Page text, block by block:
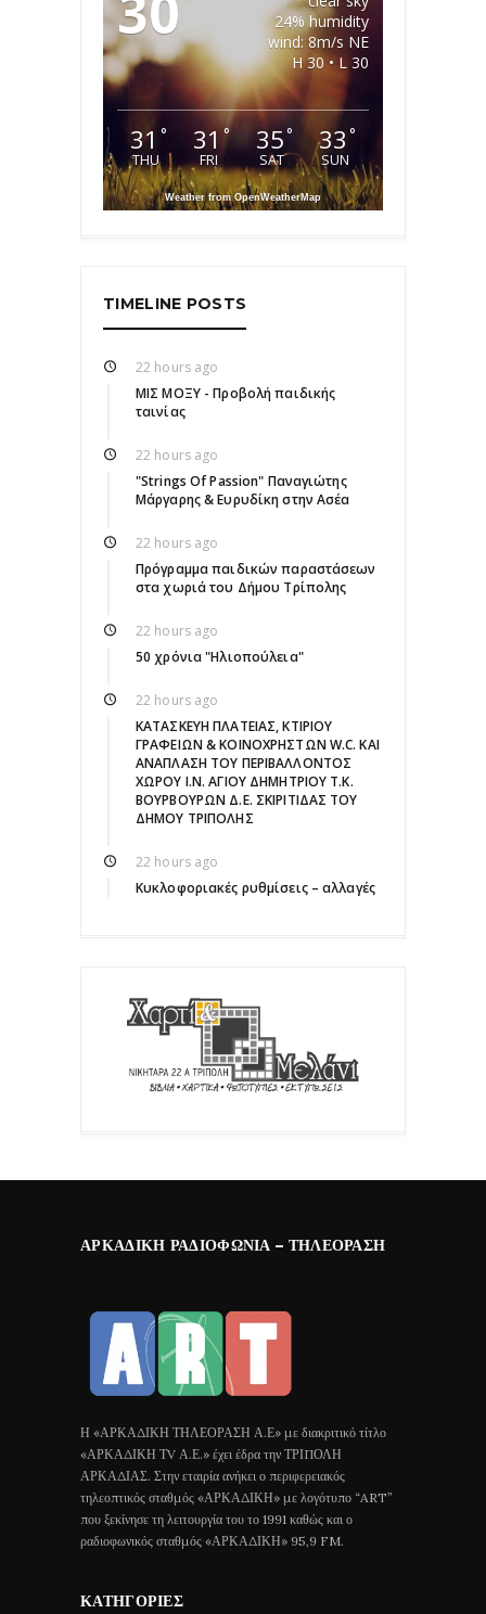
24% humidity
wind: 8m/s NE
H 30 • L 30
31 °
THU
31°
FRI
35°
SAT
33 °
SUN
Weather from OpenWeatherMap
TIMELINE POSTS
22 hours ago
ΜΙΣ ΜΟΞΥ - Προβολή παιδικής
ταινίας
22 hours ago
"Strings Of Passion" Παναγιώτης
Μάργαρης & Ευρυδίκη στην Ασέα
22 hours ago
Πρόγραμμα παιδικών παραστάσεων
στα χωριά του Δήμου Τρίπολης
22 hours ago
50 χρόνια "Ηλιοπούλεια"
22 hours ago
ΚΑΤΑΣΚΕΥΗ ΠΛΑΤΕΙΑΣ, ΚΤΙΡΙΟΥ
ΓΡΑΦΕΙΩΝ & ΚΟΙΝΟΧΡΗΣΤΩΝ W.C. ΚΑΙ
ΑΝΑΠΛΑΣΗ ΤΟΥ ΠΕΡΙΒΑΛΛΟΝΤΟΣ
ΧΩΡΟΥ Ι.Ν. ΑΓΙΟΥ ΔΗΜΗΤΡΙΟΥ Τ.Κ.
ΒΟΥΡΒΟΥΡΩΝ Δ.Ε. ΣΚΙΡΙΤΙΔΑΣ ΤΟΥ
ΔΗΜΟΥ ΤΡΙΠΟΛΗΣ
22 hours ago
Κυκλοφοριακές ρυθμίσεις – αλλαγές
ΑΡΚΑΔΙΚΉ ΡΑΔΙΟΦΩΝΊΑ – ΤΗΛΕΌΡΑΣΗ
Η «ΑΡΚΑΔΙΚΗ ΤΗΛΕΟΡΑΣΗ Α.Ε» με διακριτικό τίτλο
«ΑΡΚΑΔΙΚΗ ΤV Α.Ε.» έχει έδρα την ΤΡΙΠΟΛΗ
ΑΡΚΑΔΙΑΣ. Στην εταιρία ανήκει ο περιφερειακός
τηλεοπτικός σταθμός «ΑΡΚΑΔΙΚΗ» με λογότυπο “ART”
που ξεκίνησε τη λειτουργία του το 1991 καθώς και ο
ραδιοφωνικός σταθμός «ΑΡΚΑΔΙΚΗ» 95,9 FM.
ΚΑΤΗΓΟΡΊΕΣ